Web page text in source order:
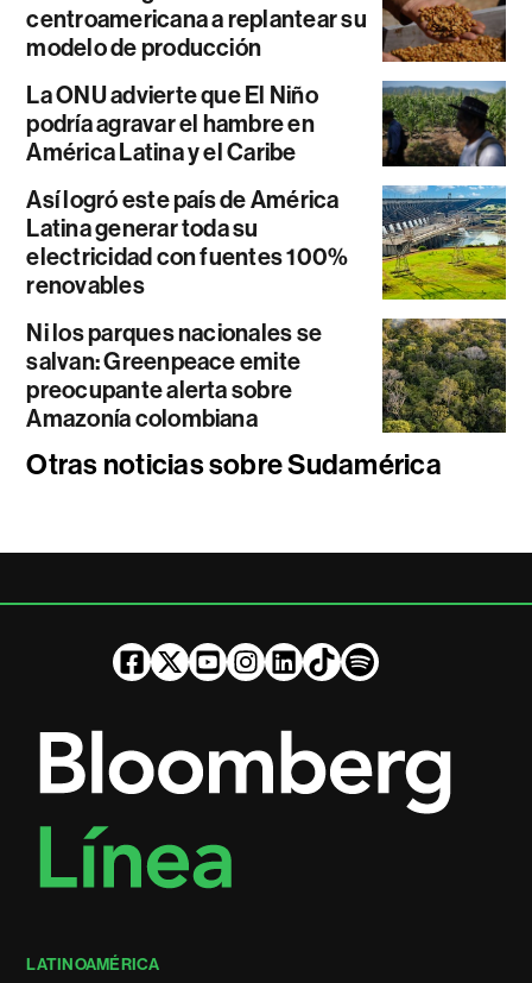
centroamericana a replantear su
modelo de producción
La ONU advierte que El Niño
podría agravar el hambre en
América Latina y el Caribe
Así logró este país de América
Latina generar toda su
electricidad con fuentes 100%
renovables
Ni los parques nacionales se
salvan: Greenpeace emite
preocupante alerta sobre
Amazonía colombiana
Otras noticias sobre Sudamérica
LATINOAMÉRICA